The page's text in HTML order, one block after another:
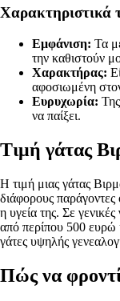
Χαρακτηριστικά
Εμφάνιση: Τα
την καθιστούν
Χαρακτήρας:
αφοσιωμένη
Ευρυχωρία:
να παίξει.
Τιμή γάτας
Η τιμή μιας γάτας
διάφορους
η υγεία της. Σε
από περίπου 500 ευρώ
γάτες υψηλής
Πώς να